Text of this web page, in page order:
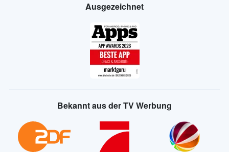
Ausgezeichnet
Bekannt aus der TV Werbung